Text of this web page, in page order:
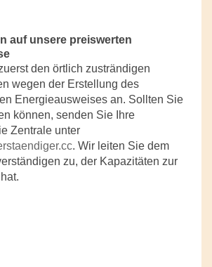
auf unsere preiswerten
den örtlich zusträndigen
wegen der Erstellung des
Energieausweises an. Sollten Sie
können, senden Sie Ihre
Zentrale unter
. Wir leiten Sie dem
zu, der Kapazitäten zur